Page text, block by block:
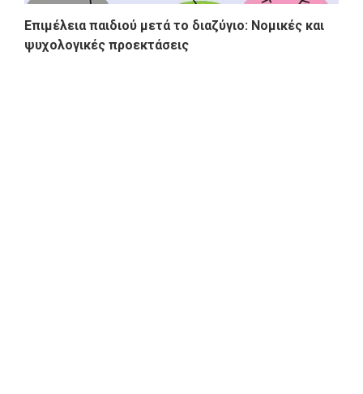
Επιμέλεια παιδιού μετά το διαζύγιο: Νομικές και
ψυχολογικές προεκτάσεις